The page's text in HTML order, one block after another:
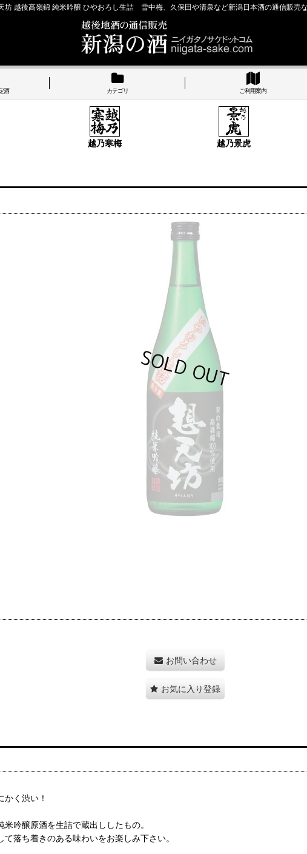
坊 越後高嶺錦 純米吟醸 ひやおろし生詰 雪中梅、久保田や清泉など新潟日本酒の通信販売
酒 カテゴリ ご利用案内
越乃寒梅 越乃景虎
お問い合わせ
お気に入り登録
く渋い！
吟醸原酒を生詰で蔵出ししたもの。
落ち着きのある味わいをお楽しみ下さい。